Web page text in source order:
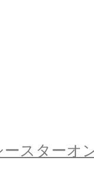
ースターオ